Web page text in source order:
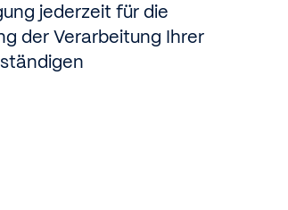
jederzeit für die
der Verarbeitung Ihrer